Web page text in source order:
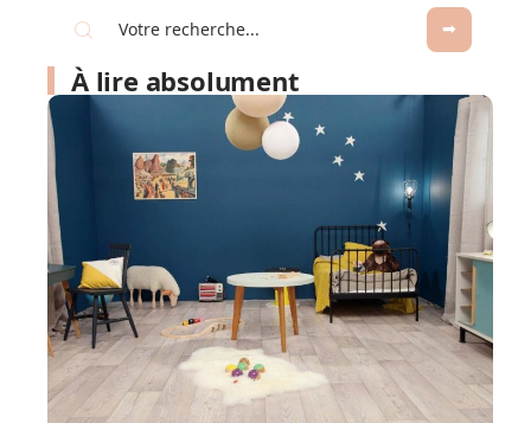
À lire absolument